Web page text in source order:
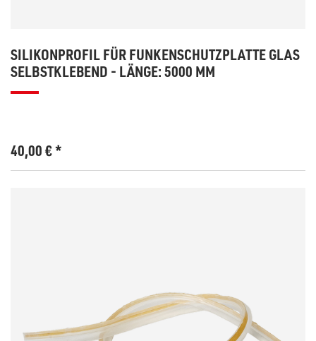
SILIKONPROFIL FÜR FUNKENSCHUTZPLATTE GLAS
SELBSTKLEBEND - LÄNGE: 5000 MM
40,00€*